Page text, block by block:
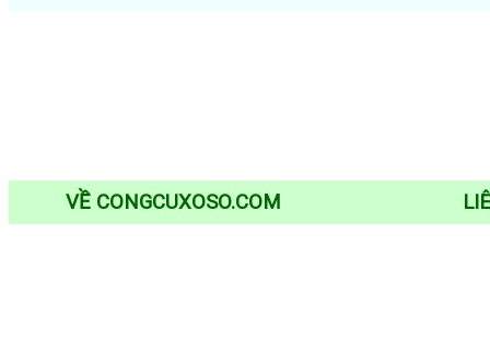
VỀ CONGCUXOSO.COM